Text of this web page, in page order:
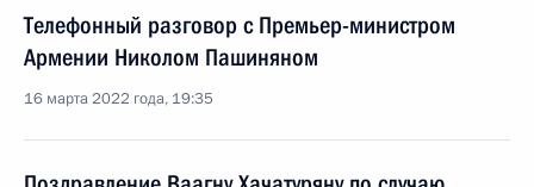
Телефонный разговор с Премьер-министром
Армении Николом Пашиняном
16 марта 2022 года, 19:35